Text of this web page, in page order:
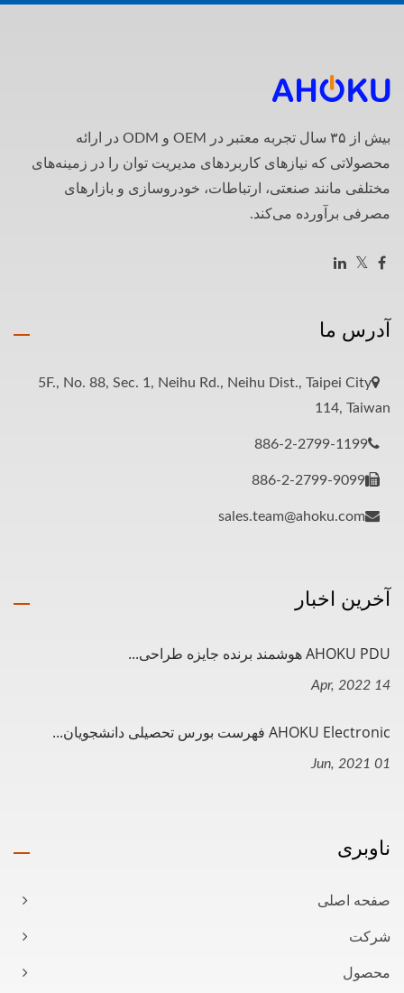
بیش از ۳۵ سال تجربه معتبر در OEM و ODM در ارائه
محصولاتی که نیازهای کاربردهای مدیریت توان را در زمینه‌های
مختلفی مانند صنعتی، ارتباطات، خودروسازی و بازارهای
مصرفی برآورده می‌کند.
آدرس ما
5F., No. 88, Sec. 1, Neihu Rd., Neihu Dist., Taipei City
114, Taiwan
886-2-2799-1199
886-2-2799-9099
sales.team@ahoku.com
آخرین اخبار
AHOKU PDU هوشمند برنده جایزه طراحی...
14 Apr, 2022
AHOKU Electronic فهرست بورس تحصیلی دانشجویان...
01 Jun, 2021
ناوبری
صفحه اصلی
شرکت
محصول